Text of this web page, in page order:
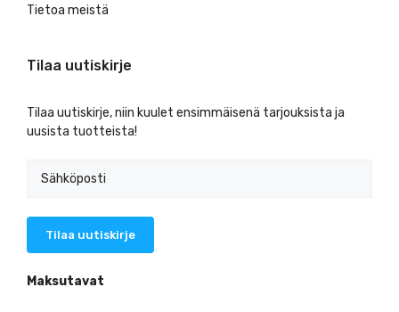
Tietoa meistä
Tilaa uutiskirje
Tilaa uutiskirje, niin kuulet ensimmäisenä tarjouksista ja
uusista tuotteista!
Maksutavat